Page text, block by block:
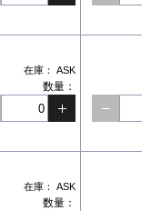
在庫： ASK
数量：
在庫： ASK
数量：